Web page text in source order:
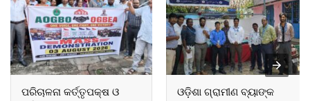
ପରିଚାଳନା କର୍ତ୍ତୃପକ୍ଷ ଓ
ଓଡ଼ିଶା ଗ୍ରାମୀଣ ବ୍ୟାଙ୍କ